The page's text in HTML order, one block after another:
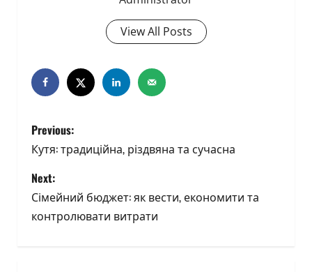
View All Posts
P
o
s
t
Previous:
Кутя: традиційна, різдвяна та сучасна
Next:
Сімейний бюджет: як вести, економити та
контролювати витрати